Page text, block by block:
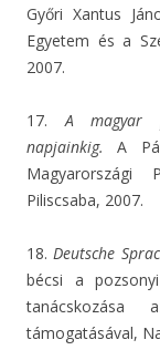
Győri Xantus
Egyetem és a
2007.
17.A magyar
napjainkig.
A
Magyarországi
Piliscsaba, 2007.
18.Deutsche
bécsi a
tanácskozása
támogatásával,